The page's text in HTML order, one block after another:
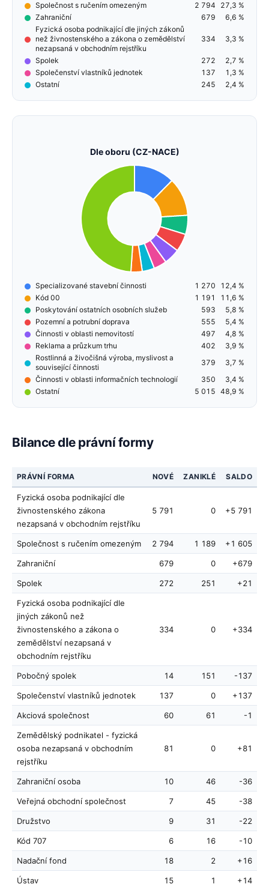
Společnost s ručením omezeným 2 794
27,3 %
Zahraniční
679
6,6 %
Fyzická osoba podnikající dle jiných zákonů
než živnostenského a zákona o zemědělství
nezapsaná v obchodním rejstříku
334 3,3 %
Spolek 272
2,7 %
Společenství vlastníků jednotek
137
1,3 %
Ostatní
245 2,4 %
Dle oboru (CZ-NACE)
Specializované stavební činnosti 1 270
12,4 %
Kód 00
1 191
11,6 %
Poskytování ostatních osobních služeb
593
5,8 %
Pozemní a potrubní doprava
555
5,4 %
Činnosti v oblasti nemovitostí
497
4,8 %
Reklama a průzkum trhu
402
3,9 %
Rostlinná a živočišná výroba, myslivost a
související činnosti
379
3,7 %
Činnosti v oblasti informačních technologií
350
3,4 %
Ostatní
5 015 48,9 %
Bilance dle právní formy
PRÁVNÍ FORMA NOVÉ ZANIKLÉ SALDO
Fyzická osoba podnikající dle
živnostenského zákona
nezapsaná v obchodním rejstříku
5 791 0 +5 791
Společnost s ručením omezeným 2 794 1 189 +1 605
Zahraniční 679 0 +679
Spolek 272 251 +21
Fyzická osoba podnikající dle
jiných zákonů než
živnostenského a zákona o
zemědělství nezapsaná v
obchodním rejstříku
334 0 +334
Pobočný spolek 14 151 -137
Společenství vlastníků jednotek 137 0 +137
Akciová společnost 60 61 -1
Zemědělský podnikatel - fyzická
osoba nezapsaná v obchodním
rejstříku
81 0 +81
Zahraniční osoba 10 46 -36
Veřejná obchodní společnost 7 45 -38
Družstvo 9 31 -22
Kód 707 6 16 -10
Nadační fond 18 2 +16
Ústav 15 1 +14